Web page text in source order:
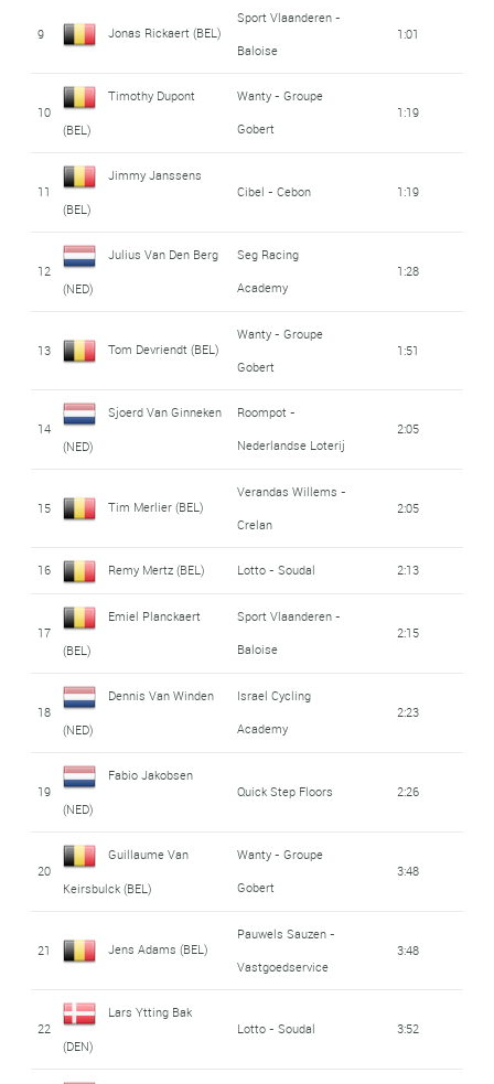
9 Jonas Rickaert (BEL)
Sport Vlaanderen -
Baloise
1:01
10
Timothy Dupont
(BEL)
Wanty - Groupe
Gobert
1:19
11
Jimmy Janssens
(BEL)
Cibel - Cebon 1:19
12
Julius Van Den Berg
(NED)
Seg Racing
Academy
1:28
13 Tom Devriendt (BEL)
Wanty - Groupe
Gobert
1:51
14
Sjoerd Van Ginneken
(NED)
Roompot -
Nederlandse Loterij
2:05
15 Tim Merlier (BEL)
Verandas Willems -
Crelan
2:05
16 Remy Mertz (BEL) Lotto - Soudal 2:13
17
Emiel Planckaert
(BEL)
Sport Vlaanderen -
Baloise
2:15
18
Dennis Van Winden
(NED)
Israel Cycling
Academy
2:23
19
Fabio Jakobsen
(NED)
Quick Step Floors 2:26
20
Guillaume Van
Keirsbulck (BEL)
Wanty - Groupe
Gobert
3:48
21 Jens Adams (BEL)
Pauwels Sauzen -
Vastgoedservice
3:48
22
Lars Ytting Bak
(DEN)
Lotto - Soudal 3:52